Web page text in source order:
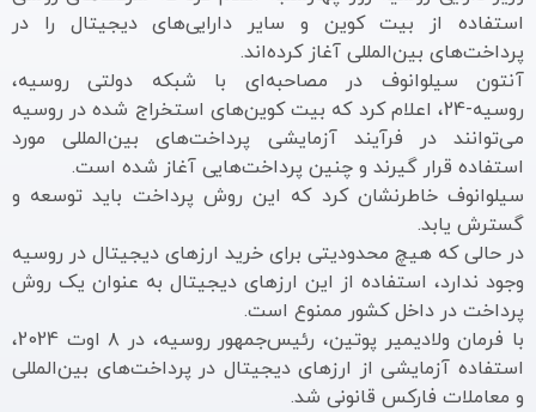
استفاده از بیت کوین و سایر دارایی‌های دیجیتال را در
پرداخت‌های بین‌المللی آغاز کرده‌اند.
آنتون سیلوانوف در مصاحبه‌ای با شبکه دولتی روسیه،
روسیه-24، اعلام کرد که بیت کوین‌های استخراج شده در روسیه
می‌توانند در فرآیند آزمایشی پرداخت‌های بین‌المللی مورد
استفاده قرار گیرند و چنین پرداخت‌هایی آغاز شده است.
سیلوانوف خاطرنشان کرد که این روش پرداخت باید توسعه و
گسترش یابد.
در حالی که هیچ محدودیتی برای خرید ارزهای دیجیتال در روسیه
وجود ندارد، استفاده از این ارزهای دیجیتال به عنوان یک روش
پرداخت در داخل کشور ممنوع است.
با فرمان ولادیمیر پوتین، رئیس‌جمهور روسیه، در ۸ اوت 2024،
استفاده آزمایشی از ارزهای دیجیتال در پرداخت‌های بین‌المللی
و معاملات فارکس قانونی شد.